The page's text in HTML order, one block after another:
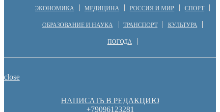
ЭКОНОМИКА МЕДИЦИНА РОССИЯ И МИР СПОРТ
ОБРАЗОВАНИЕ И НАУКА ТРАНСПОРТ КУЛЬТУРА
ПОГОДА
close
НАПИСАТЬ В РЕДАКЦИЮ
+79096123281